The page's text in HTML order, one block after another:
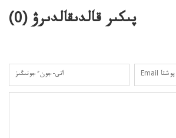
پىكىر قالدىقالدىرۋ (0
)